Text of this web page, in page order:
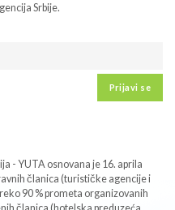
Srbije.
Prijavi se
- YUTA osnovana je 16. aprila
članica (turističke agencije i
90 % prometa organizovanih